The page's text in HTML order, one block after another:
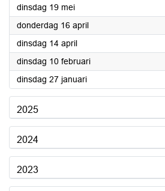
dinsdag 19 mei2026
donderdag 16 april2026
dinsdag 14 april2026
dinsdag 10 februari2026
dinsdag 27 januari2026
2025
2024
2023